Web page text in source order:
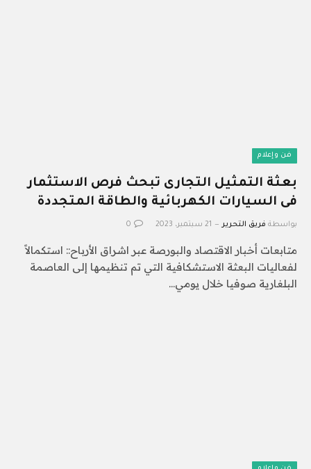
فن وإعلام
بعثة التمثيل التجارى تبحث فرص الاستثمار
فى السيارات الكهربائية والطاقة المتجددة
بواسطة فريق التحرير 21 سبتمبر، 2023 0
متابعات أخبار الاقتصاد والبورصة عبر اشراق الأرباح:: استكمالاً
لفعاليات البعثة الاستشكافية التي تم تنظيمها إلى العاصمة
البلغارية صوفيا خلال يومي…